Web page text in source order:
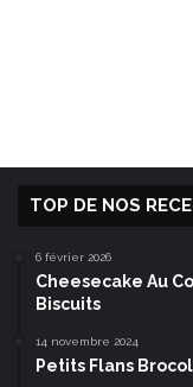
TOP DE NOS
6 février 2026
Cheesecake Au
Biscuits
14 novembre 2024
Petits Flans